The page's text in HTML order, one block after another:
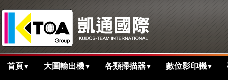
首頁▼ 大圖輸出機▼ 各類掃描器▼ 數位影印機▼